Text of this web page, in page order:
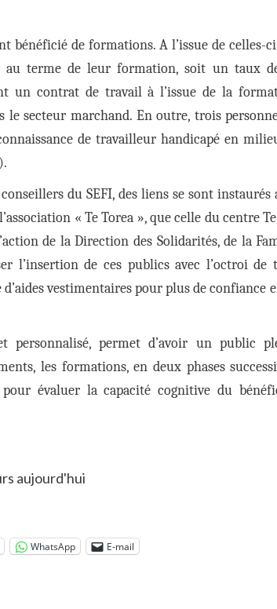
bénéficié de formations. A l’issue de celles-
terme de leur formation, soit un taux
un contrat de travail à l’issue de la
le secteur marchand. En outre, trois
de travailleur handicapé en
du SEFI, des liens se sont instaurés
« Te Torea », que celle du centre
de la Direction des Solidarités, de la
l’insertion de ces publics avec l’octroi de
vestimentaires pour plus de confiance
personnalisé, permet d’avoir un public
les formations, en deux phases
évaluer la capacité cognitive du
aujourd'hui
WhatsApp E-mail